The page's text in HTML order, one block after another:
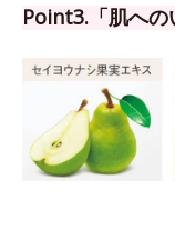
Point3.「肌への